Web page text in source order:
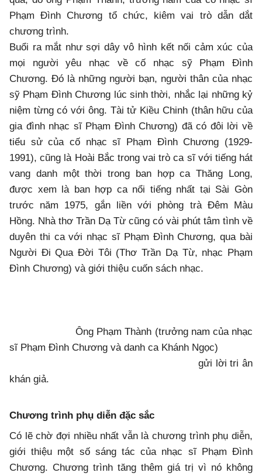
Phạm Đình Chương tổ chức, kiêm vai trò dẫn dắt
chương trình.
Buổi ra mắt như sợi dây vô hình kết nối cảm xúc của
mọi người yêu nhạc về cố nhạc sỹ Phạm Đình
Chương. Đó là những người bạn, người thân của nhạc
sỹ Phạm Đình Chương lúc sinh thời, nhắc lại những kỷ
niệm từng có với ông. Tài tử Kiều Chinh (thân hữu của
gia đình nhạc sĩ Phạm Đình Chương) đã có đôi lời về
tiểu sử của cố nhạc sĩ Phạm Đình Chương (1929-
1991), cũng là Hoài Bắc trong vai trò ca sĩ với tiếng hát
vang danh một thời trong ban hợp ca Thăng Long,
được xem là ban hợp ca nổi tiếng nhất tại Sài Gòn
trước năm 1975, gắn liền với phòng trà Đêm Màu
Hồng. Nhà thơ Trần Dạ Từ cũng có vài phút tâm tình về
duyên thi ca với nhạc sĩ Phạm Đình Chương, qua bài
Người Đi Qua Đời Tôi (Thơ Trần Dạ Từ, nhạc Phạm
Đình Chương) và giới thiệu cuốn sách nhạc.
Ông Phạm Thành (trưởng nam của nhạc
sĩ Phạm Đình Chương và danh ca Khánh Ngọc)
gửi lời tri ân
khán giả.
Chương trình phụ diễn đặc sắc
Có lẽ chờ đợi nhiều nhất vẫn là chương trình phụ diễn,
giới thiệu một số sáng tác của nhạc sĩ Phạm Đình
Chương. Chương trình tăng thêm giá trị vì nó không